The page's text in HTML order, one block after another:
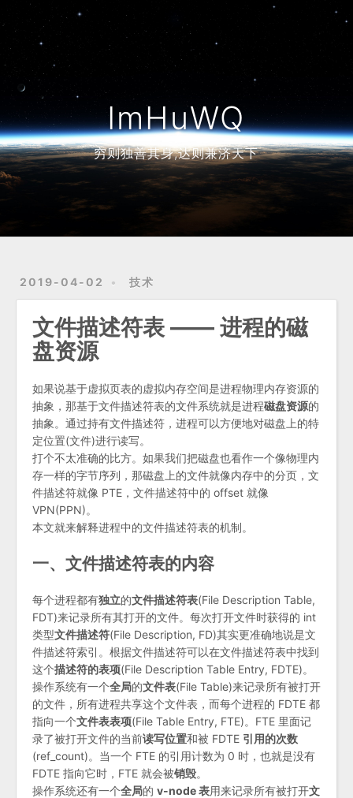
ImHuWQ
穷则独善其身,达则兼济天下
2019-04-02 技术
文件描述符表 —— 进程的磁
盘资源
如果说基于虚拟页表的虚拟内存空间是进程物理内存资源的
抽象，那基于文件描述符表的文件系统就是进程磁盘资源的
抽象。通过持有文件描述符，进程可以方便地对磁盘上的特
定位置(文件)进行读写。
打个不太准确的比方。如果我们把磁盘也看作一个像物理内
存一样的字节序列，那磁盘上的文件就像内存中的分页，文
件描述符就像 PTE，文件描述符中的 offset 就像
VPN(PPN)。
本文就来解释进程中的文件描述符表的机制。
一、文件描述符表的内容
每个进程都有独立的文件描述符表(File Description Table,
FDT)来记录所有其打开的文件。每次打开文件时获得的 int
类型文件描述符(File Description, FD)其实更准确地说是文
件描述符索引。根据文件描述符可以在文件描述符表中找到
这个描述符的表项(File Description Table Entry, FDTE)。
操作系统有一个全局的文件表(File Table)来记录所有被打开
的文件，所有进程共享这个文件表，而每个进程的 FDTE 都
指向一个文件表表项(File Table Entry, FTE)。FTE 里面记
录了被打开文件的当前读写位置和被 FDTE 引用的次数
(ref_count)。当一个 FTE 的引用计数为 0 时，也就是没有
FDTE 指向它时，FTE 就会被销毁。
操作系统还有一个全局的 v-node 表用来记录所有被打开文